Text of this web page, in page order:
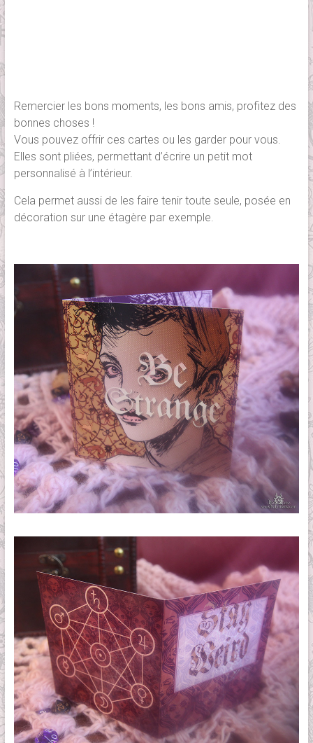
Remercier les bons moments, les bons amis, profitez des
bonnes choses !
Vous pouvez offrir ces cartes ou les garder pour vous.
Elles sont pliées, permettant d’écrire un petit mot
personnalisé à l’intérieur.
Cela permet aussi de les faire tenir toute seule, posée en
décoration sur une étagère par exemple.